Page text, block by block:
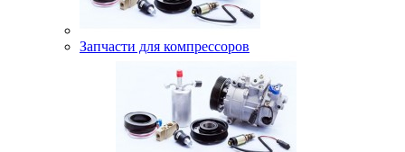
Запчасти для компрессоров